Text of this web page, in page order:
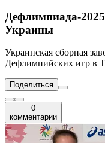
Дефлимпиада-
Украины
Украинская сборная
Дефлимпийских игр в
Поделиться
0
комментарии